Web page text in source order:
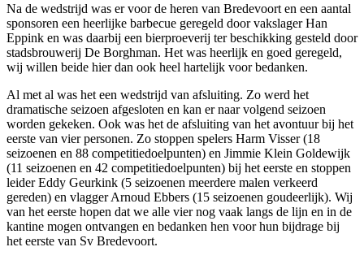
Na de wedstrijd was er voor de heren van Bredevoort en een aantal
sponsoren een heerlijke barbecue geregeld door vakslager Han
Eppink en was daarbij een bierproeverij ter beschikking gesteld door
stadsbrouwerij De Borghman. Het was heerlijk en goed geregeld,
wij willen beide hier dan ook heel hartelijk voor bedanken.
Al met al was het een wedstrijd van afsluiting. Zo werd het
dramatische seizoen afgesloten en kan er naar volgend seizoen
worden gekeken. Ook was het de afsluiting van het avontuur bij het
eerste van vier personen. Zo stoppen spelers Harm Visser (18
seizoenen en 88 competitiedoelpunten) en Jimmie Klein Goldewijk
(11 seizoenen en 42 competitiedoelpunten) bij het eerste en stoppen
leider Eddy Geurkink (5 seizoenen meerdere malen verkeerd
gereden) en vlagger Arnoud Ebbers (15 seizoenen goudeerlijk). Wij
van het eerste hopen dat we alle vier nog vaak langs de lijn en in de
kantine mogen ontvangen en bedanken hen voor hun bijdrage bij
het eerste van Sv Bredevoort.